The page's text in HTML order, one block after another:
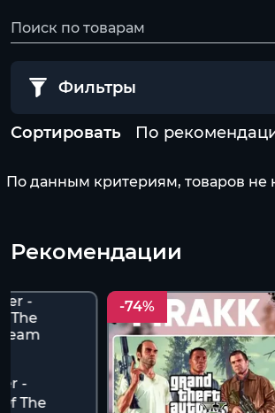
Фильтры
Сортировать По
По данным критериям, товаров не
Рекомендации
-
The
-74%